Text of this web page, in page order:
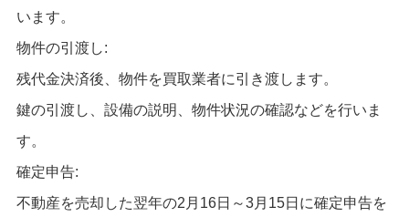
います。
物件の引渡し:
残代金決済後、物件を買取業者に引き渡します。
鍵の引渡し、設備の説明、物件状況の確認などを行いま
す。
確定申告:
不動産を売却した翌年の2月16日～3月15日に確定申告を